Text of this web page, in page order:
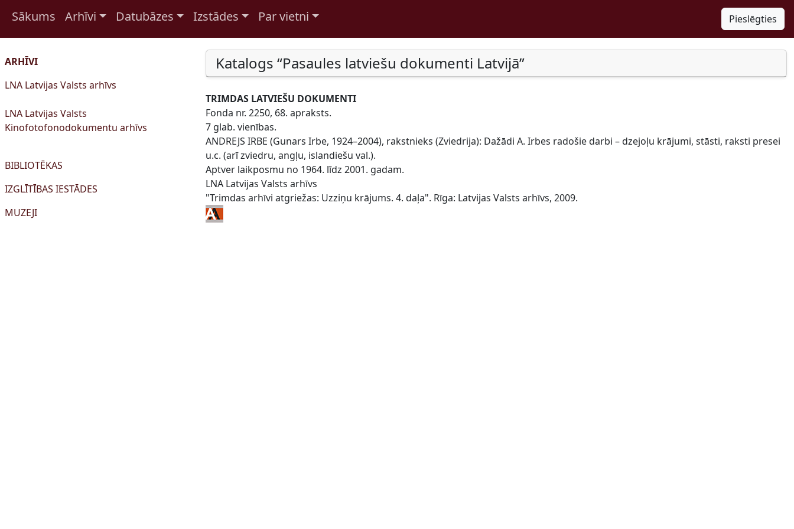
Pāriet uz saturu
Sākums Arhīvi Datubāzes Izstādes Par vietni Pieslēgties
ARHĪVI
LNA Latvijas Valsts arhīvs
LNA Latvijas Valsts
Kinofotofonodokumentu arhīvs
BIBLIOTĒKAS
IZGLĪTĪBAS IESTĀDES
MUZEJI
Katalogs “Pasaules latviešu dokumenti Latvijā”
TRIMDAS LATVIEŠU DOKUMENTI
Fonda nr. 2250, 68. apraksts.
7 glab. vienības.
ANDREJS IRBE (Gunars Irbe, 1924–2004), rakstnieks (Zviedrija): Dažādi A. Irbes radošie darbi – dzejoļu krājumi, stāsti, raksti presei
u.c. (arī zviedru, angļu, islandiešu val.).
Aptver laikposmu no 1964. līdz 2001. gadam.
LNA Latvijas Valsts arhīvs
"Trimdas arhīvi atgriežas: Uzziņu krājums. 4. daļa". Rīga: Latvijas Valsts arhīvs, 2009.